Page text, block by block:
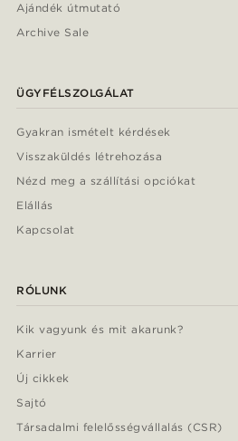
Ajándék útmutató
Archive Sale
ÜGYFÉLSZOLGÁLAT
Gyakran ismételt kérdések
Visszaküldés létrehozása
Nézd meg a szállítási opciókat
Elállás
Kapcsolat
RÓLUNK
Kik vagyunk és mit akarunk?
Karrier
Új cikkek
Sajtó
Társadalmi felelősségvállalás (CSR)